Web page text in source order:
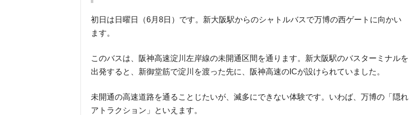
初日は日曜日（6月8日）です。新大阪駅からのシャトルバスで万博の西ゲートに向かい
ます。
このバスは、阪神高速淀川左岸線の未開通区間を通ります。新大阪駅のバスターミナルを
出発すると、新御堂筋で淀川を渡った先に、阪神高速のICが設けられていました。
未開通の高速道路を通ることじたいが、滅多にできない体験です。いわば、万博の「隠れ
アトラクション」といえます。